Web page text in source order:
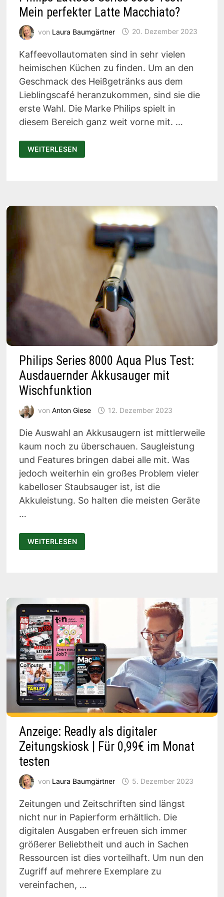
Mein perfekter Latte Macchiato?
von Laura Baumgärtner 20. Dezember 2023
Kaffeevollautomaten sind in sehr vielen
heimischen Küchen zu finden. Um an den
Geschmack des Heißgetränks aus dem
Lieblingscafé heranzukommen, sind sie die
erste Wahl. Die Marke Philips spielt in
diesem Bereich ganz weit vorne mit. …
PHILIPS
LATTEGO
SERIES
WEITERLESEN
Philips Series 8000 Aqua Plus Test:
Ausdauernder Akkusauger mit
Wischfunktion
von Anton Giese 12. Dezember 2023
Die Auswahl an Akkusaugern ist mittlerweile
kaum noch zu überschauen. Saugleistung
und Features bringen dabei alle mit. Was
jedoch weiterhin ein großes Problem vieler
kabelloser Staubsauger ist, ist die
Akkuleistung. So halten die meisten Geräte
…
PHILIPS
SERIES
8000
WEITERLESEN
Anzeige: Readly als digitaler
Zeitungskiosk | Für 0,99€ im Monat
testen
von Laura Baumgärtner 5. Dezember 2023
Zeitungen und Zeitschriften sind längst
nicht nur in Papierform erhältlich. Die
digitalen Ausgaben erfreuen sich immer
größerer Beliebtheit und auch in Sachen
Ressourcen ist dies vorteilhaft. Um nun den
Zugriff auf mehrere Exemplare zu
vereinfachen, …